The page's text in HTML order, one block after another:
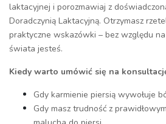
laktacyjnej i porozmawiaj z
Doradczynią Laktacyjną. Otrzymasz
praktyczne wskazówki – bez względu
świata jesteś.
Kiedy warto umówić się na
Gdy karmienie piersią wywołuje
Gdy masz trudność z